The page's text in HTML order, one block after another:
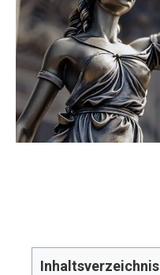
Inhaltsverzeichnis